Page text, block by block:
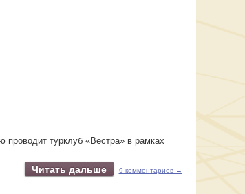
проводит турклуб «Вестра» в рамках
Читать дальше 9 комментариев →